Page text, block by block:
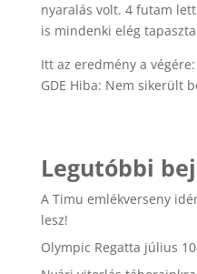
nyaralás volt. 4 futam
is mindenki elég
Itt az eredmény a végére:
GDE Hiba: Nem sikerült
Legutóbbi
A Timu emlékverseny
lesz!
Olympic Regatta július